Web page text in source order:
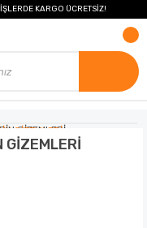
KARGO ÜCRETSİZ!
GİZEMLERİ